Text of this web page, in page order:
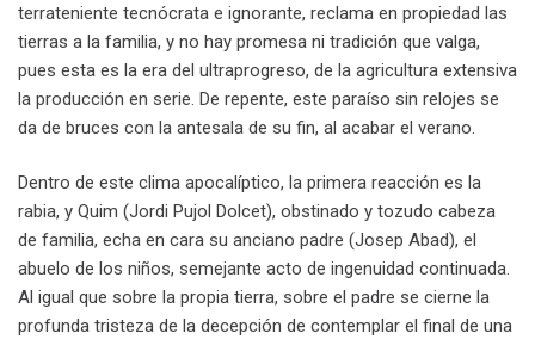
terrateniente tecnócrata e ignorante, reclama en propiedad las
tierras a la familia, y no hay promesa ni tradición que valga,
pues esta es la era del ultraprogreso, de la agricultura extensiva
la producción en serie. De repente, este paraíso sin relojes se
da de bruces con la antesala de su fin, al acabar el verano.
Dentro de este clima apocalíptico, la primera reacción es la
rabia, y Quim (Jordi Pujol Dolcet), obstinado y tozudo cabeza
de familia, echa en cara su anciano padre (Josep Abad), el
abuelo de los niños, semejante acto de ingenuidad continuada.
Al igual que sobre la propia tierra, sobre el padre se cierne la
profunda tristeza de la decepción de contemplar el final de una